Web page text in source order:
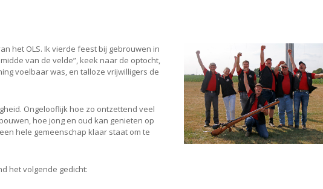
het OLS. Ik vierde feest bij gebrouwen in
van de velde”, keek naar de optocht,
voelbaar was, en talloze vrijwilligers de
Ongelooflijk hoe zo ontzettend veel
hoe jong en oud kan genieten op
hele gemeenschap klaar staat om te
het volgende gedicht: